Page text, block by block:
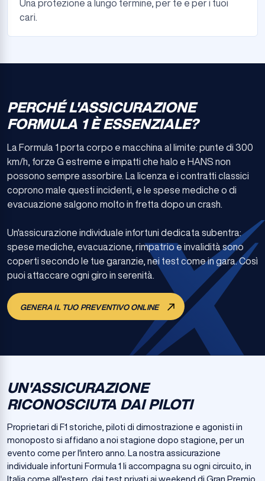
Una protezione a lungo termine, per te e per i tuoi
cari.
PERCHÉ L'ASSICURAZIONE
FORMULA 1 È ESSENZIALE?
La Formula 1 porta corpo e macchina al limite: punte di 300
km/h, forze G estreme e impatti che halo e HANS non
possono sempre assorbire. La licenza e i contratti classici
coprono male questi incidenti, e le spese mediche o di
evacuazione salgono molto in fretta dopo un crash.
Un'assicurazione individuale infortuni dedicata subentra:
spese mediche, evacuazione, rimpatrio e invalidità sono
coperti secondo le tue garanzie, nei test come in gara. Così
puoi attaccare ogni giro in serenità.
GENERA IL TUO PREVENTIVO ONLINE
UN'ASSICURAZIONE
RICONOSCIUTA DAI PILOTI
Proprietari di F1 storiche, piloti di dimostrazione e agonisti in
monoposto si affidano a noi stagione dopo stagione, per un
evento come per l'intero anno. La nostra assicurazione
individuale infortuni Formula 1 li accompagna su ogni circuito, in
Italia come all'estero, dai test privati ai weekend di Gran Premio.